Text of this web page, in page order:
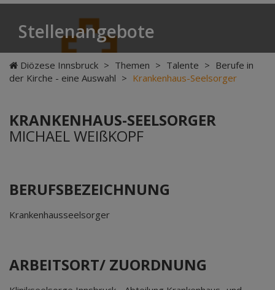
Stellenangebote
Diözese Innsbruck > Themen > Talente > Berufe in
der Kirche - eine Auswahl > Krankenhaus-Seelsorger
KRANKENHAUS-SEELSORGER
MICHAEL WEIßKOPF
BERUFSBEZEICHNUNG
Krankenhausseelsorger
ARBEITSORT/ ZUORDNUNG